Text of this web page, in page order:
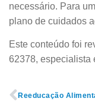
necessário. Para
plano de cuidados
Este conteúdo foi
62378, especialista